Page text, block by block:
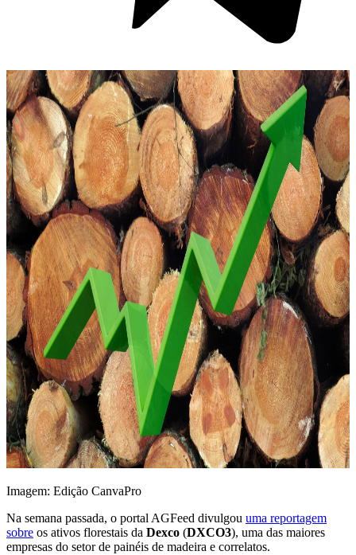
Imagem: Edição CanvaPro
Na semana passada, o portal AGFeed divulgou uma reportagem
sobre os ativos florestais da Dexco (DXCO3), uma das maiores
empresas do setor de painéis de madeira e correlatos.